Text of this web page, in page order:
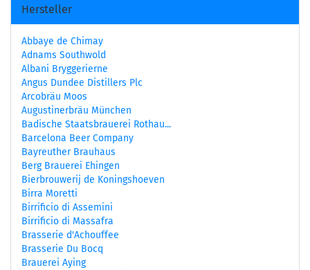
Hersteller
Abbaye de Chimay
Adnams Southwold
Albani Bryggerierne
Angus Dundee Distillers Plc
Arcobräu Moos
Augustinerbräu München
Badische Staatsbrauerei Rothau...
Barcelona Beer Company
Bayreuther Brauhaus
Berg Brauerei Ehingen
Bierbrouwerij de Koningshoeven
Birra Moretti
Birrificio di Assemini
Birrificio di Massafra
Brasserie d'Achouffee
Brasserie Du Bocq
Brauerei Aying